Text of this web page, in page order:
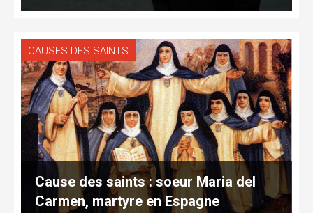
CAUSES DES SAINTS
Cause des saints : soeur Maria del
Carmen, martyre en Espagne